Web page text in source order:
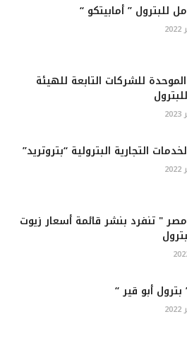
للبترول ” أمابيتكو “
الموحدة للشركات التابعة للهيئة
التجارية البترولية “بتروتريد”
" تنفرد بنشر قائمة أسعار زيوت
أبو قير “